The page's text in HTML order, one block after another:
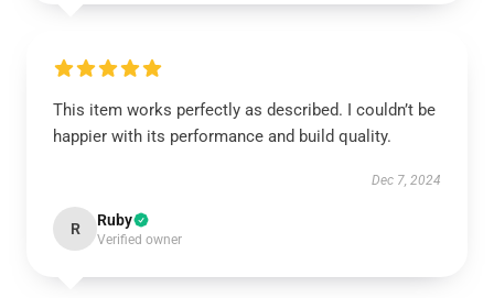
This item works perfectly as described. I couldn’t be
happier with its performance and build quality.
Dec 7, 2024
R Ruby
Verified owner